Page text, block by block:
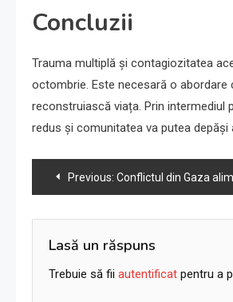
Concluzii
Trauma multiplă și contagiozitatea
octombrie. Este necesară o
reconstruiască viața. Prin intermediul
redus și comunitatea va putea depăși
Navigare
în
articole
Previous: Conflictul din Gaza alimentează
Lasă un răspuns
Trebuie să fii autentificat pentru a